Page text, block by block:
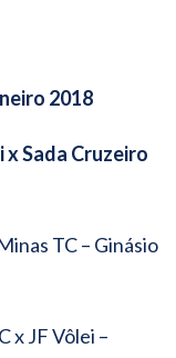
2018
x Sada Cruzeiro
TC – Ginásio
x JF Vôlei –